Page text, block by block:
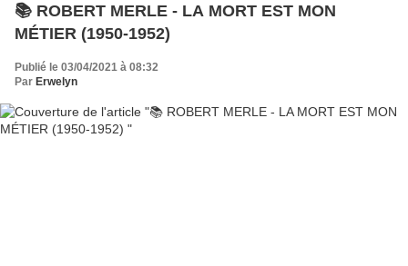
📚 ROBERT MERLE - LA MORT EST MON
MÉTIER (1950-1952)
Publié le 03/04/2021 à 08:32
Par Erwelyn